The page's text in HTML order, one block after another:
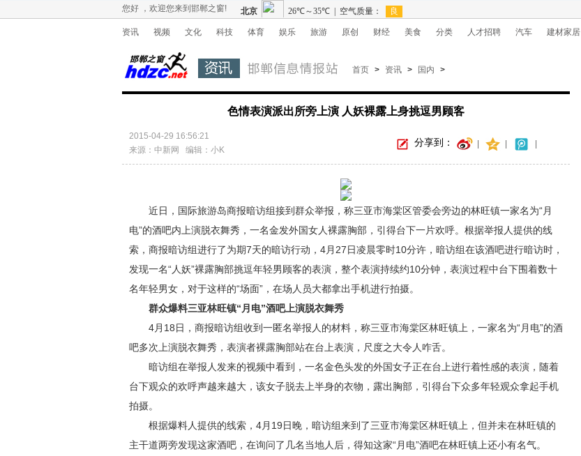
您好 ，欢迎您来到邯郸之窗!
资讯 视频 文化 科技 体育 娱乐 旅游 原创 财经 美食 分类 人才招聘 汽车 建材家居
首页 > 资讯 > 国内 >
色情表演派出所旁上演 人妖裸露上身挑逗男顾客
分享到：
2015-04-29 16:56:21
来源：中新网 编辑：小K
近日，国际旅游岛商报暗访组接到群众举报，称三亚市海棠区管委会旁边的林旺镇一家名为“月
电”的酒吧内上演脱衣舞秀，一名金发外国女人裸露胸部，引得台下一片欢呼。根据举报人提供的线
索，商报暗访组进行了为期7天的暗访行动，4月27日凌晨零时10分许，暗访组在该酒吧进行暗访时，
发现一名“人妖”裸露胸部挑逗年轻男顾客的表演，整个表演持续约10分钟，表演过程中台下围着数十
名年轻男女，对于这样的“场面”，在场人员大都拿出手机进行拍摄。
群众爆料三亚林旺镇“月电”酒吧上演脱衣舞秀
4月18日，商报暗访组收到一匿名举报人的材料，称三亚市海棠区林旺镇上，一家名为“月电”的酒
吧多次上演脱衣舞秀，表演者裸露胸部站在台上表演，尺度之大令人咋舌。
暗访组在举报人发来的视频中看到，一名金色头发的外国女子正在台上进行着性感的表演，随着
台下观众的欢呼声越来越大，该女子脱去上半身的衣物，露出胸部，引得台下众多年轻观众拿起手机
拍摄。
根据爆料人提供的线索，4月19日晚，暗访组来到了三亚市海棠区林旺镇上，但并未在林旺镇的
主干道两旁发现这家酒吧，在询问了几名当地人后，得知这家“月电”酒吧在林旺镇上还小有名气。